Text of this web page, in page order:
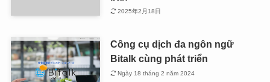
2025年2月18日
Công cụ dịch đa ngôn ngữ
Bitalk cùng phát triển
Ngày 18 tháng 2 năm 2024